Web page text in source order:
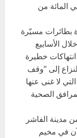
الكهرومائية التي كانت توفر 70 في المائة من
بطائرات مسيّرة
الأسابيع
خطيرة
إلى “وقف
لا غنى عنها
الصحية
مدينة الفاشر
في مخيم